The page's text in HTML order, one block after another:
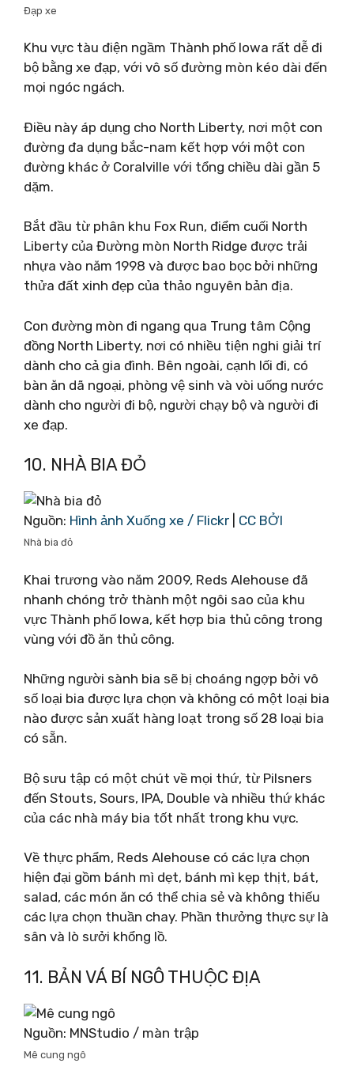
Đạp xe
Khu vực tàu điện ngầm Thành phố Iowa rất dễ đi
bộ bằng xe đạp, với vô số đường mòn kéo dài đến
mọi ngóc ngách.
Điều này áp dụng cho North Liberty, nơi một con
đường đa dụng bắc-nam kết hợp với một con
đường khác ở Coralville với tổng chiều dài gần 5
dặm.
Bắt đầu từ phân khu Fox Run, điểm cuối North
Liberty của Đường mòn North Ridge được trải
nhựa vào năm 1998 và được bao bọc bởi những
thửa đất xinh đẹp của thảo nguyên bản địa.
Con đường mòn đi ngang qua Trung tâm Cộng
đồng North Liberty, nơi có nhiều tiện nghi giải trí
dành cho cả gia đình. Bên ngoài, cạnh lối đi, có
bàn ăn dã ngoại, phòng vệ sinh và vòi uống nước
dành cho người đi bộ, người chạy bộ và người đi
xe đạp.
10. NHÀ BIA ĐỎ
Nguồn: Hình ảnh Xuống xe / Flickr CC BỞI
Nhà bia đỏ
Khai trương vào năm 2009, Reds Alehouse đã
nhanh chóng trở thành một ngôi sao của khu
vực Thành phố Iowa, kết hợp bia thủ công trong
vùng với đồ ăn thủ công.
Những người sành bia sẽ bị choáng ngợp bởi vô
số loại bia được lựa chọn và không có một loại bia
nào được sản xuất hàng loạt trong số 28 loại bia
có sẵn.
Bộ sưu tập có một chút về mọi thứ, từ Pilsners
đến Stouts, Sours, IPA, Double và nhiều thứ khác
của các nhà máy bia tốt nhất trong khu vực.
Về thực phẩm, Reds Alehouse có các lựa chọn
hiện đại gồm bánh mì dẹt, bánh mì kẹp thịt, bát,
salad, các món ăn có thể chia sẻ và không thiếu
các lựa chọn thuần chay. Phần thưởng thực sự là
sân và lò sưởi khổng lồ.
11. BẢN VÁ BÍ NGÔ THUỘC ĐỊA
Nguồn: MNStudio / màn trập
Mê cung ngô